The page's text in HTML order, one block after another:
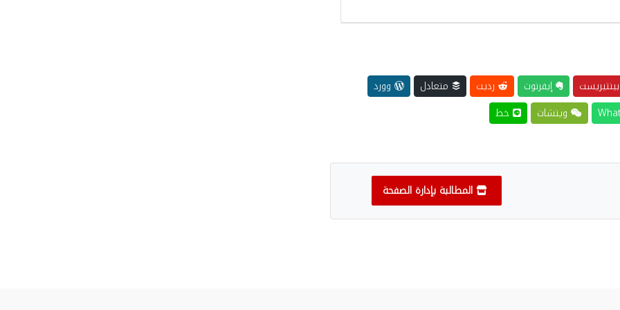
إيفرنوت رديت متعادل
وورد
ويتشات
خط
المطالبة بإدارة الصفحة